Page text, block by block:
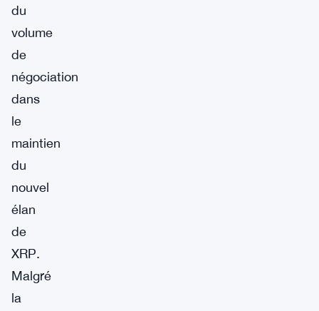
du
volume
de
négociation
dans
le
maintien
du
nouvel
élan
de
XRP.
Malgré
la